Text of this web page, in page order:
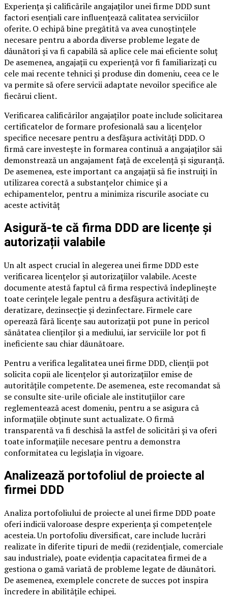
Experiența și calificările angajaților unei firme DDD sunt
factori esențiali care influențează calitatea serviciilor
oferite. O echipă bine pregătită va avea cunoștințele
necesare pentru a aborda diverse probleme legate de
dăunători și va fi capabilă să aplice cele mai eficiente soluț
De asemenea, angajații cu experiență vor fi familiarizați cu
cele mai recente tehnici și produse din domeniu, ceea ce le
va permite să ofere servicii adaptate nevoilor specifice ale
fiecărui client.
Verificarea calificărilor angajaților poate include solicitarea
certificatelor de formare profesională sau a licențelor
specifice necesare pentru a desfășura activități DDD. O
firmă care investește în formarea continuă a angajaților săi
demonstrează un angajament față de excelență și siguranță.
De asemenea, este important ca angajații să fie instruiți în
utilizarea corectă a substanțelor chimice și a
echipamentelor, pentru a minimiza riscurile asociate cu
aceste activităț
Asigură-te că firma DDD are licențe și
autorizații valabile
Un alt aspect crucial în alegerea unei firme DDD este
verificarea licențelor și autorizațiilor valabile. Aceste
documente atestă faptul că firma respectivă îndeplinește
toate cerințele legale pentru a desfășura activități de
deratizare, dezinsecție și dezinfectare. Firmele care
operează fără licențe sau autorizații pot pune în pericol
sănătatea clienților și a mediului, iar serviciile lor pot fi
ineficiente sau chiar dăunătoare.
Pentru a verifica legalitatea unei firme DDD, clienții pot
solicita copii ale licențelor și autorizațiilor emise de
autoritățile competente. De asemenea, este recomandat să
se consulte site-urile oficiale ale instituțiilor care
reglementează acest domeniu, pentru a se asigura că
informațiile obținute sunt actualizate. O firmă
transparentă va fi deschisă la astfel de solicitări și va oferi
toate informațiile necesare pentru a demonstra
conformitatea cu legislația în vigoare.
Analizează portofoliul de proiecte al
firmei DDD
Analiza portofoliului de proiecte al unei firme DDD poate
oferi indicii valoroase despre experiența și competențele
acesteia. Un portofoliu diversificat, care include lucrări
realizate în diferite tipuri de medii (rezidențiale, comerciale
sau industriale), poate evidenția capacitatea firmei de a
gestiona o gamă variată de probleme legate de dăunători.
De asemenea, exemplele concrete de succes pot inspira
încredere în abilitățile echipei.